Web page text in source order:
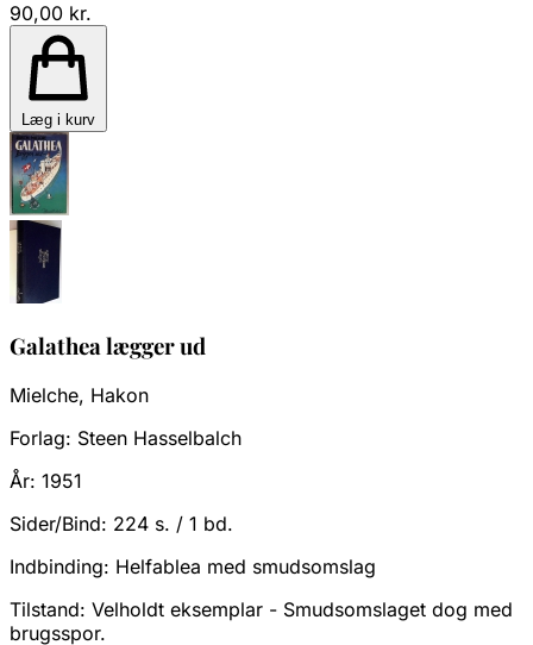
90,00 kr.
Læg i kurv
Galathea lægger ud
Mielche, Hakon
Forlag: Steen Hasselbalch
År: 1951
Sider/Bind: 224 s. / 1 bd.
Indbinding: Helfablea med smudsomslag
Tilstand: Velholdt eksemplar - Smudsomslaget dog med
brugsspor.